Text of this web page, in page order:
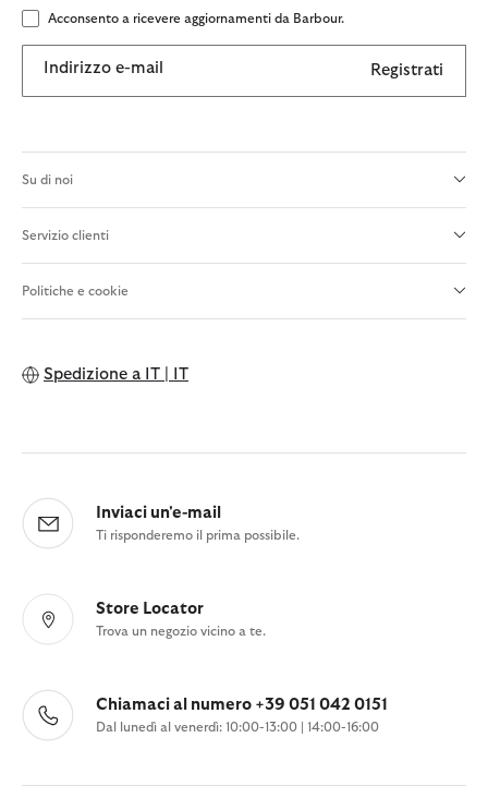
Acconsento a ricevere aggiornamenti da Barbour.
Indirizzo e-mail Registrati
Su di noi
Servizio clienti
Politiche e cookie
Spedizione a IT | IT
Inviaci un'e-mail
Ti risponderemo il prima possibile.
Store Locator
Trova un negozio vicino a te.
Chiamaci al numero +39 051 042 0151
Dal lunedì al venerdì: 10:00-13:00 | 14:00-16:00